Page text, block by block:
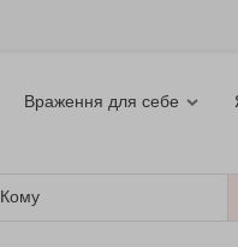
Враження для себе
Кому